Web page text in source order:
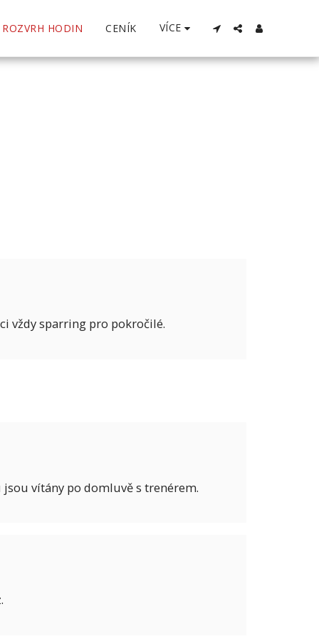
ROZVRH HODIN CENÍK VÍCE
vždy sparring pro pokročilé.
jsou vítány po domluvě s trenérem.